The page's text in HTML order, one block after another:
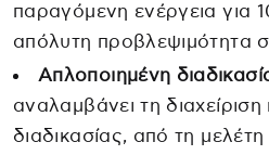
παραγόμενη ενέργεια για
απόλυτη προβλεψιμότητα
Απλοποιημένη
αναλαμβάνει τη
διαδικασίας, από τη